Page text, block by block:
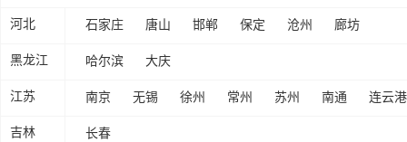
河北 石家庄 唐山 邯郸 保定 沧州 廊坊
黑龙江 哈尔滨 大庆
江苏 南京 无锡 徐州 常州 苏州 南通 连云港
吉林 长春